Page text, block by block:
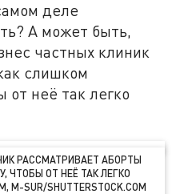
деле
А может быть,
частных клиник
слишком
от неё так легко
РАССМАТРИВАЕТ АБОРТЫ
ЧТОБЫ ОТ НЕЁ ТАК ЛЕГКО
SUR/SHUTTERSTOCK.COM